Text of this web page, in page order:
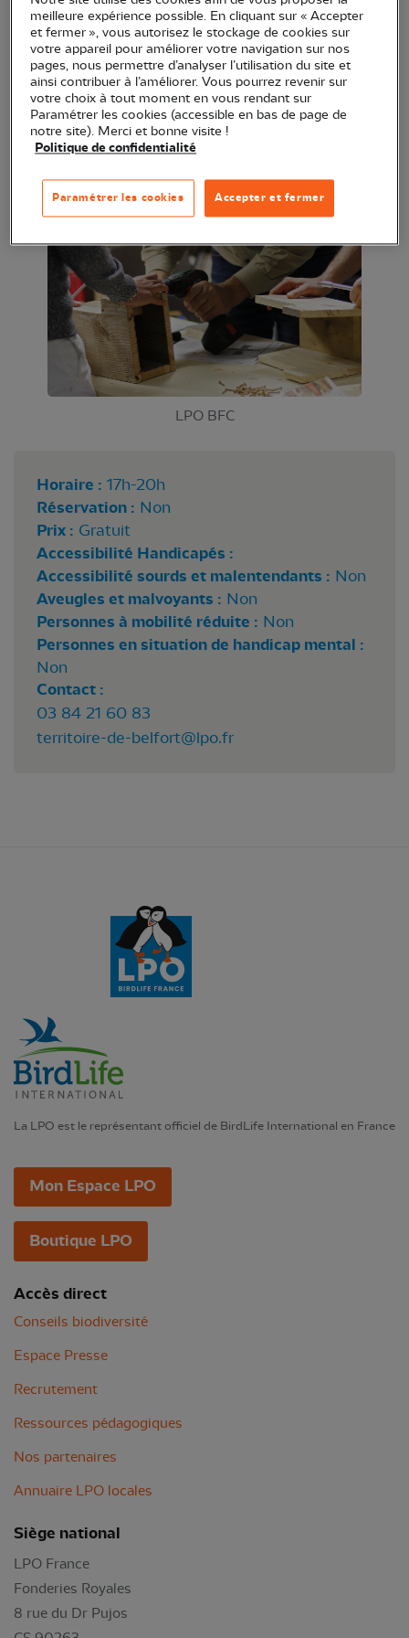
cette fête est organisée chaque année par la
Maison de quartier Centre-ville. La LPO BFC y
tiendra un stand pour présenter ses activités et
animera également un atelier de fabrication de
mangeoires ouvert à tous.
Rendez-vous de 17h à 20h à la Maison de quartier
Centre-ville, située eu 39, faubourg de Montbéliard
à Belfort. Réservation non nécessaire.
LPO BFC
Horaire : 17h-20h
Réservation : Non
Prix : Gratuit
Accessibilité Handicapés :
Accessibilité sourds et malentendants : Non
Aveugles et malvoyants : Non
Personnes à mobilité réduite : Non
Personnes en situation de handicap mental :
Non
Contact :
03 84 21 60 83
territoire-de-belfort@lpo.fr
La LPO est le représentant officiel de BirdLife International en France
Mon Espace LPO
Boutique LPO
Accès direct
Conseils biodiversité
Espace Presse
Recrutement
Ressources pédagogiques
Nos partenaires
Annuaire LPO locales
Siège national
LPO France
Fonderies Royales
8 rue du Dr Pujos
meilleure expérience possible. En cliquant sur « Accepter
et fermer », vous autorisez le stockage de cookies sur
votre appareil pour améliorer votre navigation sur nos
pages, nous permettre d’analyser l’utilisation du site et
ainsi contribuer à l’améliorer. Vous pourrez revenir sur
votre choix à tout moment en vous rendant sur
Paramétrer les cookies (accessible en bas de page de
notre site). Merci et bonne visite !
Politique de confidentialité
Accepter et fermer
Paramétrer les cookies